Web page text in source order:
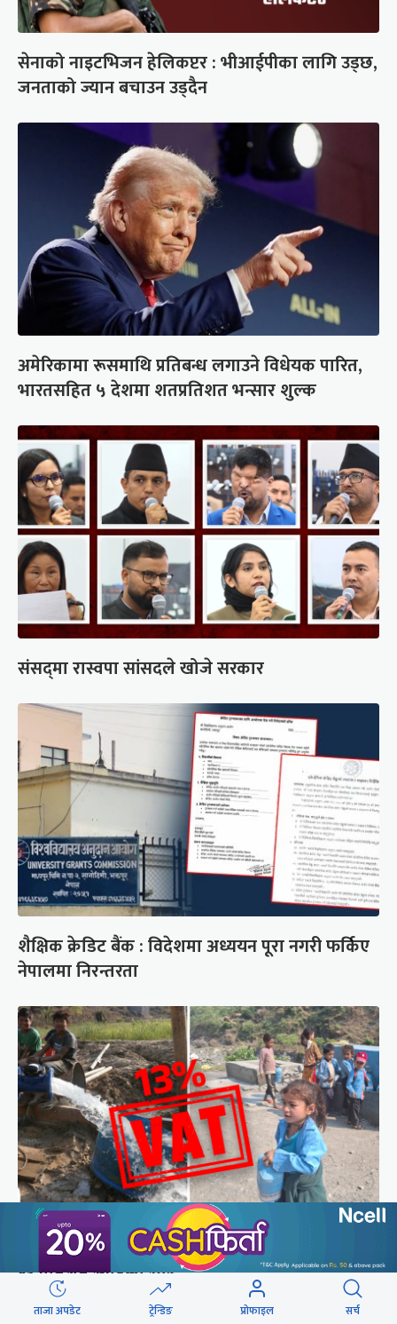
सेनाको नाइटभिजन हेलिकप्टर : भीआईपीका लागि उड्छ,
जनताको ज्यान बचाउन उड्दैन
अमेरिकामा रूसमाथि प्रतिबन्ध लगाउने विधेयक पारित,
भारतसहित ५ देशमा शतप्रतिशत भन्सार शुल्क
संसद्‍मा रास्वपा सांसदले खोजे सरकार
शैक्षिक क्रेडिट बैंक : विदेशमा अध्ययन पूरा नगरी फर्किए
नेपालमा निरन्तरता
सिँचाइ र खानेपानी : विद्युत् महसुलमा सहुलियत दर, तर
१३ प्रतिशत भ्याटको भार
ताजा अपडेट ट्रेन्डिङ प्रोफाइल सर्च